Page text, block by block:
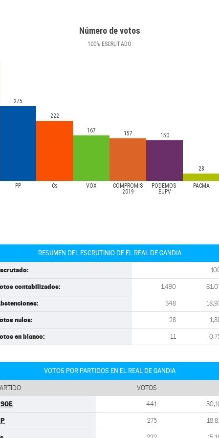
Número de votos
100% ESCRUTADO
PP Cs VOX
COMPROMÍS
2019
PODEMOS-
EUPV
PACMA
275
222
167 157 150
28
RESUMEN DEL ESCRUTINIO DE EL REAL DE GANDIA
contabilizados: 1.490
348
nulos: 28
en blanco: 11
VOTOS POR PARTIDOS EN EL REAL DE GANDIA
VOTOS
441
275